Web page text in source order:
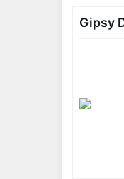
Gipsy